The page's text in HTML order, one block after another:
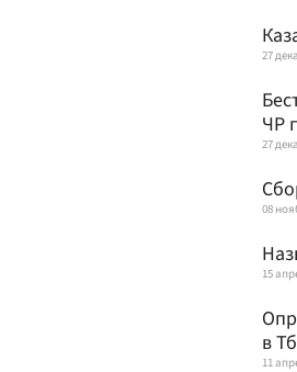
27
ЧР
27
08
15
в
11